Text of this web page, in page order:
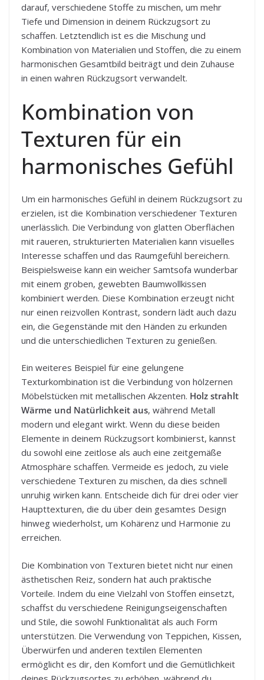
darauf, verschiedene Stoffe zu mischen, um mehr
Tiefe und Dimension in deinem Rückzugsort zu
schaffen. Letztendlich ist es die Mischung und
Kombination von Materialien und Stoffen, die zu einem
harmonischen Gesamtbild beiträgt und dein Zuhause
in einen wahren Rückzugsort verwandelt.
Kombination von
Texturen für ein
harmonisches Gefühl
Um ein harmonisches Gefühl in deinem Rückzugsort zu
erzielen, ist die Kombination verschiedener Texturen
unerlässlich. Die Verbindung von glatten Oberflächen
mit raueren, strukturierten Materialien kann visuelles
Interesse schaffen und das Raumgefühl bereichern.
Beispielsweise kann ein weicher Samtsofa wunderbar
mit einem groben, gewebten Baumwollkissen
kombiniert werden. Diese Kombination erzeugt nicht
nur einen reizvollen Kontrast, sondern lädt auch dazu
ein, die Gegenstände mit den Händen zu erkunden
und die unterschiedlichen Texturen zu genießen.
Ein weiteres Beispiel für eine gelungene
Texturkombination ist die Verbindung von hölzernen
Möbelstücken mit metallischen Akzenten. Holz strahlt
Wärme und Natürlichkeit aus, während Metall
modern und elegant wirkt. Wenn du diese beiden
Elemente in deinem Rückzugsort kombinierst, kannst
du sowohl eine zeitlose als auch eine zeitgemäße
Atmosphäre schaffen. Vermeide es jedoch, zu viele
verschiedene Texturen zu mischen, da dies schnell
unruhig wirken kann. Entscheide dich für drei oder vier
Haupttexturen, die du über dein gesamtes Design
hinweg wiederholst, um Kohärenz und Harmonie zu
erreichen.
Die Kombination von Texturen bietet nicht nur einen
ästhetischen Reiz, sondern hat auch praktische
Vorteile. Indem du eine Vielzahl von Stoffen einsetzt,
schaffst du verschiedene Reinigungseigenschaften
und Stile, die sowohl Funktionalität als auch Form
unterstützen. Die Verwendung von Teppichen, Kissen,
Überwürfen und anderen textilen Elementen
ermöglicht es dir, den Komfort und die Gemütlichkeit